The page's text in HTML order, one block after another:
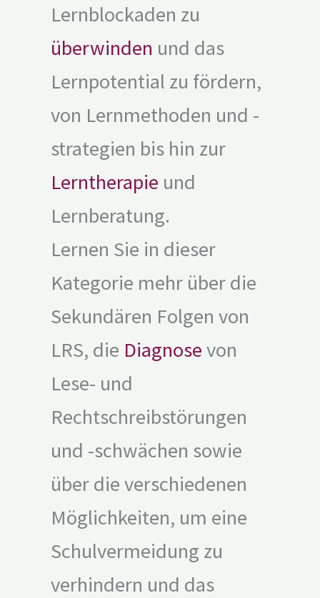
Lernblockaden zu
überwinden und das
Lernpotential zu fördern,
von Lernmethoden und -
strategien bis hin zur
Lerntherapie und
Lernberatung.
Lernen Sie in dieser
Kategorie mehr über die
Sekundären Folgen von
LRS, die Diagnosevon
Lese- und
Rechtschreibstörungen
und -schwächen sowie
über die verschiedenen
Möglichkeiten, um eine
Schulvermeidung zu
verhindern und das